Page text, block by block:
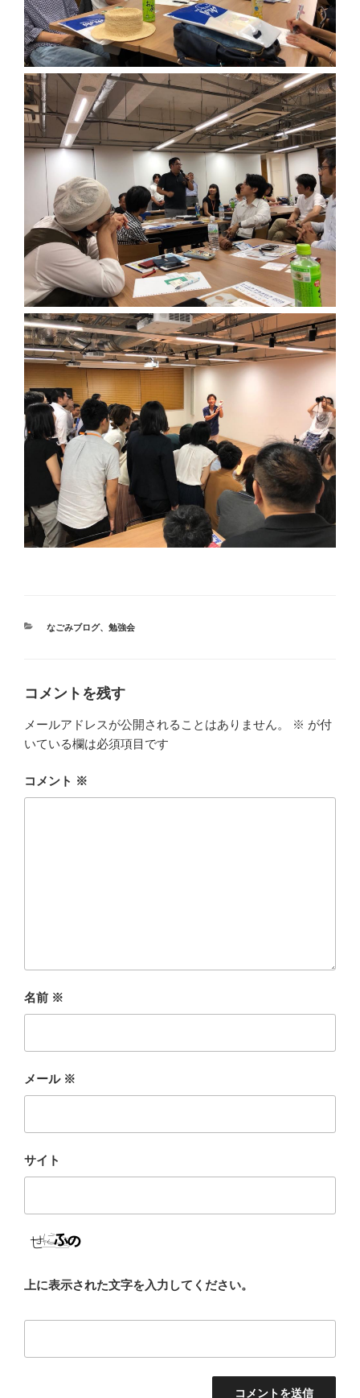
カ
なごみブログ、 勉強会
コメントを残す
メールアドレスが公開されることはありません。 ※ が付
いている欄は必須項目です
コメント ※
名前 ※
メール ※
サイト
上に表示された文字を入力してください。